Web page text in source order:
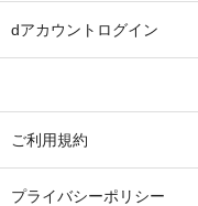
dアカウントログイン
ご利用規約
プライバシーポリシー